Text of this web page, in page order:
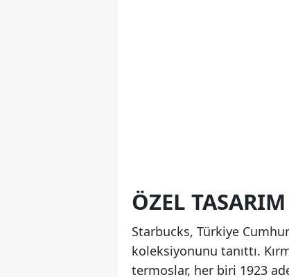
ÖZEL
Starbucks, Türkiye
koleksiyonunu tanıttı.
termoslar, her biri 1923